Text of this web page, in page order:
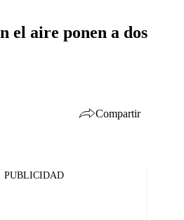
el aire ponen a dos
Compartir
PUBLICIDAD